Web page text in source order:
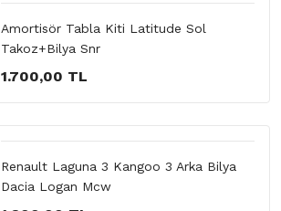
Amortisör Tabla Kiti Latitude Sol
Takoz+Bilya Snr
1.700,00 TL
Renault Laguna 3 Kangoo 3 Arka Bilya
Dacia Logan Mcw